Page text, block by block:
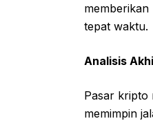
tepat waktu.
Analisis
Pasar kripto
memimpin